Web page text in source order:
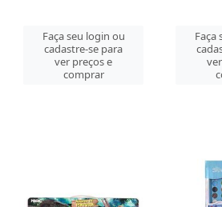
Faça seu login ou
cadastre-se para
ver preços e
comprar
Faça